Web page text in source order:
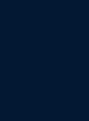
味全日餐厅, uno